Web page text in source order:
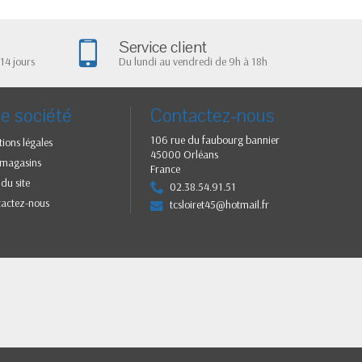
jours
Service client
Du lundi au vendredi de 9h à 18h
société
légales
site
nous
Contactez-nous
106 rue du faubourg bannier
45000 Orléans
France
02.38.54.91.51
tcsloiret45@hotmail.fr